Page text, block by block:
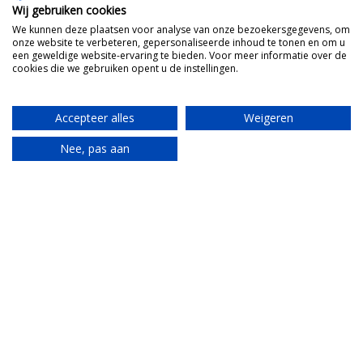
over drie weken!
Mail Tante
Mijn Italiaanse tante brengt alles van de
Piemonte samen.
Wij gebruiken cookies
We kunnen deze plaatsen voor analyse van onze bezoekersgegevens, om
onze website te verbeteren, gepersonaliseerde inhoud te tonen en om u
een geweldige website-ervaring te bieden. Voor meer informatie over de
cookies die we gebruiken opent u de instellingen.
Accepteer alles
Weigeren
Nee, pas aan